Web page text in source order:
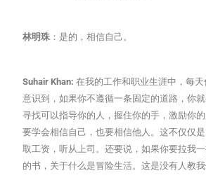
林明珠 ：是的，相信自己。
Suhair Khan:在我的工作和职业生涯中，每
意识到，如果你不遵循一条固定的道路，你
寻找可以指导你的人，握住你的手，激励你
要学会相信自己，也要相信他人。这不仅仅
取工资，听从上司。还要说，如果你要拉我
的书，关于什么是冒险生活。这是没有人教我